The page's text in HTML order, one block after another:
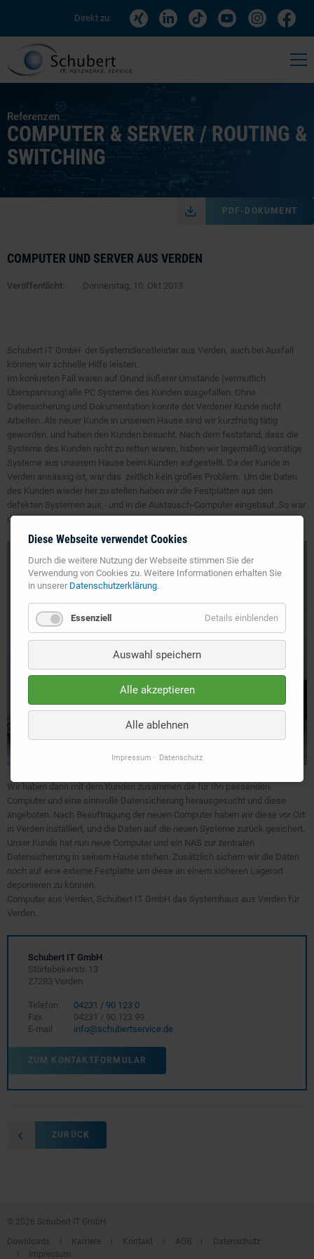
Direkt zu:
Referenzen
COMPUTER & SERVER / ROUTING &
SWITCHING
PDF-DOKUMENT
COMPUTER UND SERVER AUS VERDEN
Veröffentlicht: Donnerstag, 10. Okt 2013
Schubert IT GmbH der Systemdienstleister aus Verden, auch bei Ausfall
können wir schnelle Hilfe leisten.
Im konkreten Fall waren auf Grund äußerer Umstände (vermutlich
Überspannung)alle PC Systeme des Kunden ausgefallen. Ohne
Datensicherung und Dokumentation konnte der Verdener Kunde nicht
Arbeiten. Als neuer Kunde in unserem Hause sind wir kurzfristig tätig
geworden, und haben den Kunden besucht. Nach dem feststand, dass die
Systeme des Kunden nicht zu retten waren, haben wir lagermäßig vorrätige
Systeme aus unserem Hause beim Kunden aufgestellt. Da der Kunde in
Verden ansässig ist, war das zeitlich kein großes Problem. Um die Daten
des Kunden wieder her zu stellen haben wir die Festplatten aus den
defekten Systemen aus,- und in die Austausch-Computer eingebaut. So war
der Kunde am Nachmittag schon wieder arbeitsfähig.
Wir haben dann mit dem Kunden zusammen die für Ihn passenden
Computer und eine sinnvolle Datensicherung herausgesucht und diese
angeboten. Nach Beauftragung der neuen Computer haben wir diese vor Ort
in Verden installiert, und die Daten auf die neuen Systeme zurück gesichert.
Unser Kunde hat nun neue Computer und ein NAS zur zentralen
Datensicherung in seinem Hause stehen. Zusätzlich sichern wir die Daten
noch auf eine externe Festplatte um diese an einem sicheren Lagerort
deponieren zu können.
Computer aus Verden, Schubert IT GmbH das Systemhaus aus Verden für
Verden.
Schubert IT GmbH
Störtebekerstr. 13
27283 Verden
Telefon
04231 / 90 123 0
Fax
04231 / 90 123 99
E-mail
info@schubertservice.de
ZUM KONTAKTFORMULAR
ZURÜCK
© 2026 Schubert IT GmbH
Downloads
Karriere Kontakt AGB
Datenschutz
Impressum
Diese Webseite verwendet Cookies
Durch die weitere Nutzung der Webseite stimmen Sie der
Verwendung von Cookies zu. Weitere Informationen erhalten Sie
in unserer Datenschutzerklärung.
Essenziell Details einblenden
Auswahl speichern
Alle akzeptieren
Alle ablehnen
Impressum Datenschutz